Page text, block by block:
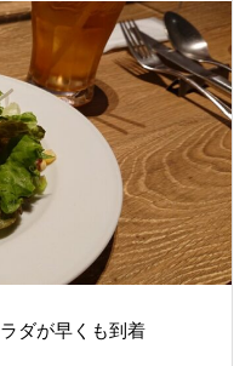
ダが早くも到着